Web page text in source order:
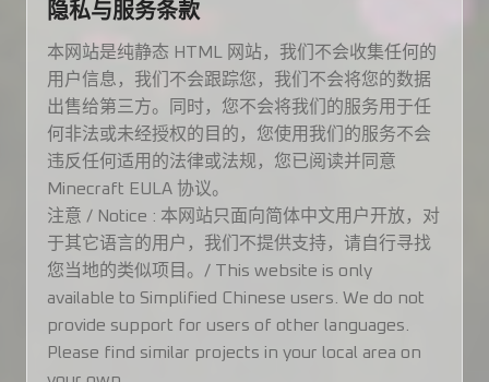
隐私与服务条款
本网站是纯静态 HTML 网站，我们不会收集任何的
用户信息，我们不会跟踪您，我们不会将您的数据
出售给第三方。同时，您不会将我们的服务用于任
何非法或未经授权的目的，您使用我们的服务不会
违反任何适用的法律或法规，您已阅读并同意
Minecraft EULA 协议。
注意 / Notice : 本网站只面向简体中文用户开放，对
于其它语言的用户，我们不提供支持，请自行寻找
您当地的类似项目。/ This website is only
available to Simplified Chinese users. We do not
provide support for users of other languages.
Please find similar projects in your local area on